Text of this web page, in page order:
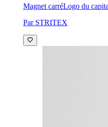
Magnet carréLogo du
Par STRITEX